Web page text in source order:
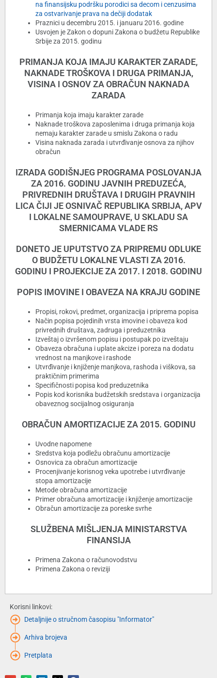
na finansijsku podršku porodici sa decom i cenzusima
za ostvarivanje prava na dečiji dodatak
Praznici u decembru 2015. i januaru 2016. godine
Usvojen je Zakon o dopuni Zakona o budžetu Republike
Srbije za 2015. godinu
PRIMANJA KOJA IMAJU KARAKTER ZARADE,
NAKNADE TROŠKOVA I DRUGA PRIMANJA,
VISINA I OSNOV ZA OBRAČUN NAKNADA
ZARADA
Primanja koja imaju karakter zarade
Naknade troškova zaposlenima i druga primanja koja
nemaju karakter zarade u smislu Zakona o radu
Visina naknada zarada i utvrđivanje osnova za njihov
obračun
IZRADA GODIŠNJEG PROGRAMA POSLOVANJA
ZA 2016. GODINU JAVNIH PREDUZEĆA,
PRIVREDNIH DRUŠTAVA I DRUGIH PRAVNIH
LICA ČIJI JE OSNIVAČ REPUBLIKA SRBIJA, APV
I LOKALNE SAMOUPRAVE, U SKLADU SA
SMERNICAMA VLADE RS
DONETO JE UPUTSTVO ZA PRIPREMU ODLUKE
O BUDŽETU LOKALNE VLASTI ZA 2016.
GODINU I PROJEKCIJE ZA 2017. I 2018. GODINU
POPIS IMOVINE I OBAVEZA NA KRAJU GODINE
Propisi, rokovi, predmet, organizacija i priprema popisa
Način popisa pojedinih vrsta imovine i obaveza kod
privrednih društava, zadruga i preduzetnika
Izveštaj o izvršenom popisu i postupak po izveštaju
Obaveza obračuna i uplate akcize i poreza na dodatu
vrednost na manjkove i rashode
Utvrđivanje i knjiženje manjkova, rashoda i viškova, sa
praktičnim primerima
Specifičnosti popisa kod preduzetnika
Popis kod korisnika budžetskih sredstava i organizacija
obaveznog socijalnog osiguranja
OBRAČUN AMORTIZACIJE ZA 2015. GODINU
Uvodne napomene
Sredstva koja podležu obračunu amortizacije
Osnovica za obračun amortizacije
Procenjivanje korisnog veka upotrebe i utvrđivanje
stopa amortizacije
Metode obračuna amortizacije
Primer obračuna amortizacije i knjiženje amortizacije
Obračun amortizacije za poreske svrhe
SLUŽBENA MIŠLJENJA MINISTARSTVA
FINANSIJA
Primena Zakona o računovodstvu
Primena Zakona o reviziji
Korisni linkovi:
Detaljnije o stručnom časopisu "Informator"
Arhiva brojeva
Pretplata